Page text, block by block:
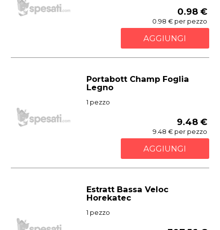
0.98 €
0.98 € per pezzo
AGGIUNGI
Portabott Champ Foglia
Legno
1 pezzo
9.48 €
9.48 € per pezzo
AGGIUNGI
Estratt Bassa Veloc
Horekatec
1 pezzo